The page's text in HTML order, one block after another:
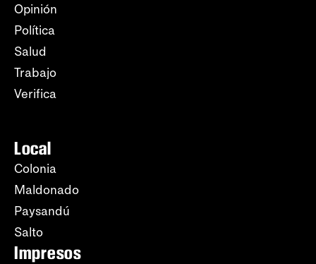
Opinión
Política
Salud
Trabajo
Verifica
Local
Colonia
Maldonado
Paysandú
Salto
Impresos